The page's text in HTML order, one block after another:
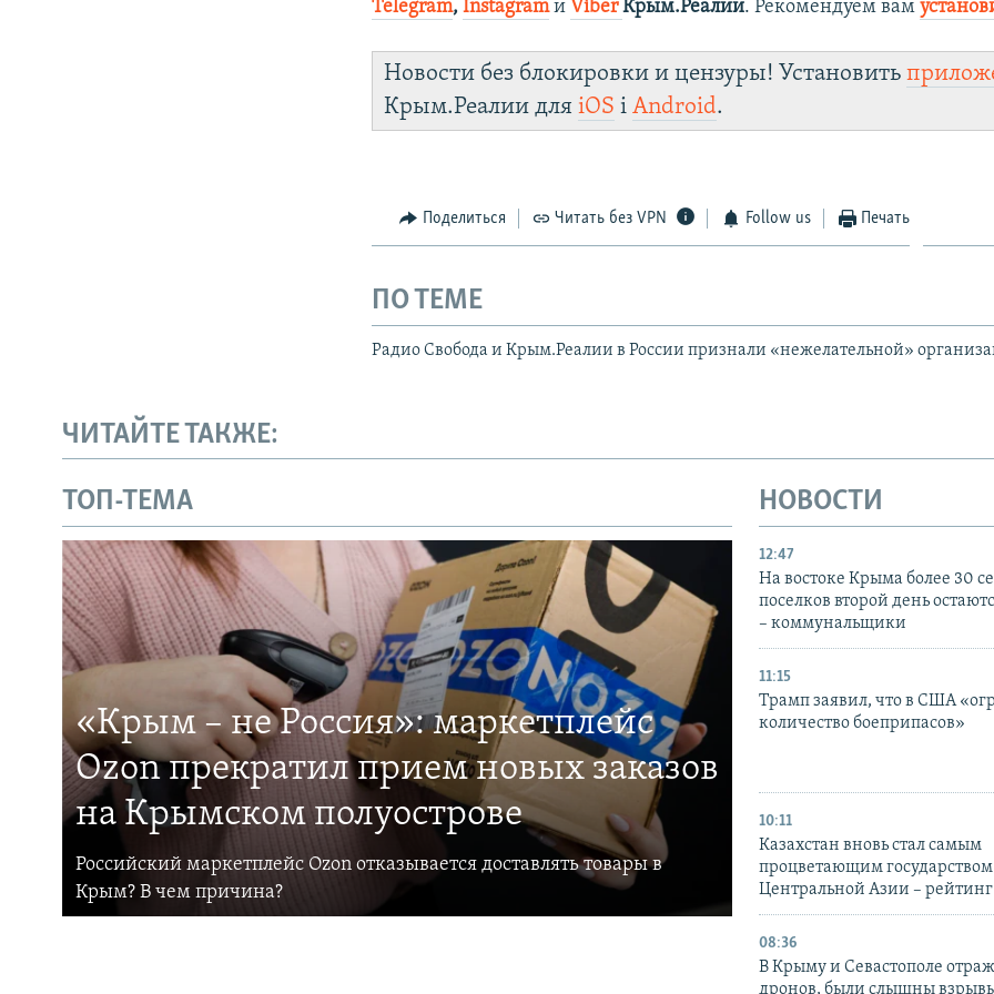
Telegram,InstagramиViber Крым.Реалии. Рекомендуем вам
Новости без блокировки и цензуры! Установить
Крым.Реалии дляiOS іAndroid.
Поделиться Читать без VPN Follow us Печать
ПО ТЕМЕ
Радио Свобода и Крым.Реалии в России признали «нежелательной»
ЧИТАЙТЕ ТАКЖЕ:
ТОП-ТЕМА
«Крым – не Россия»: маркетплейс
Ozon прекратил прием новых заказов
на Крымском полуострове
Российский маркетплейс Ozon отказывается доставлять товары в
Крым? В чем причина?
НОВОСТИ
12:47
На востоке Крыма более 30
поселков второй день
– коммунальщики
11:15
Трамп заявил, что в США
количество боеприпасов»
10:11
Казахстан вновь стал самым
процветающим государством
Центральной Азии – рейтинг
08:36
В Крыму и Севастополе
дронов, были слышны